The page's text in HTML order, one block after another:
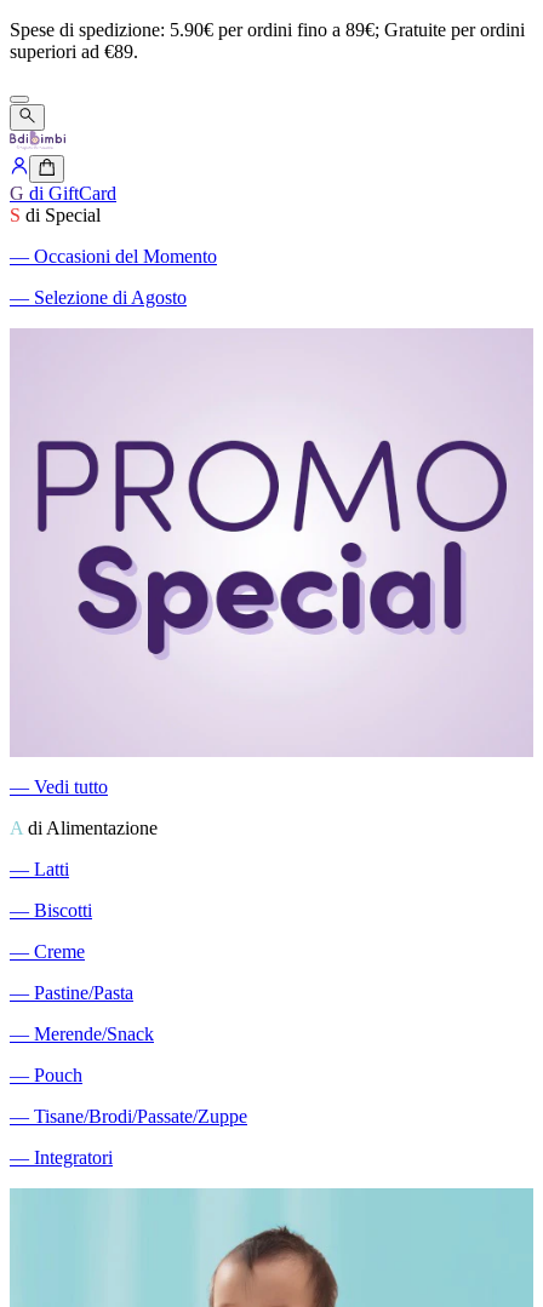
Spese di spedizione: 5.90€ perordini fino a 89€; Gratuite perordini
superiori ad €89.
G di GiftCard
S di Special
― Occasioni del Momento
― Selezione di Agosto
― Vedi tutto
A di Alimentazione
― Latti
― Biscotti
― Creme
― Pastine/Pasta
― Merende/Snack
― Pouch
― Tisane/Brodi/Passate/Zuppe
― Integratori